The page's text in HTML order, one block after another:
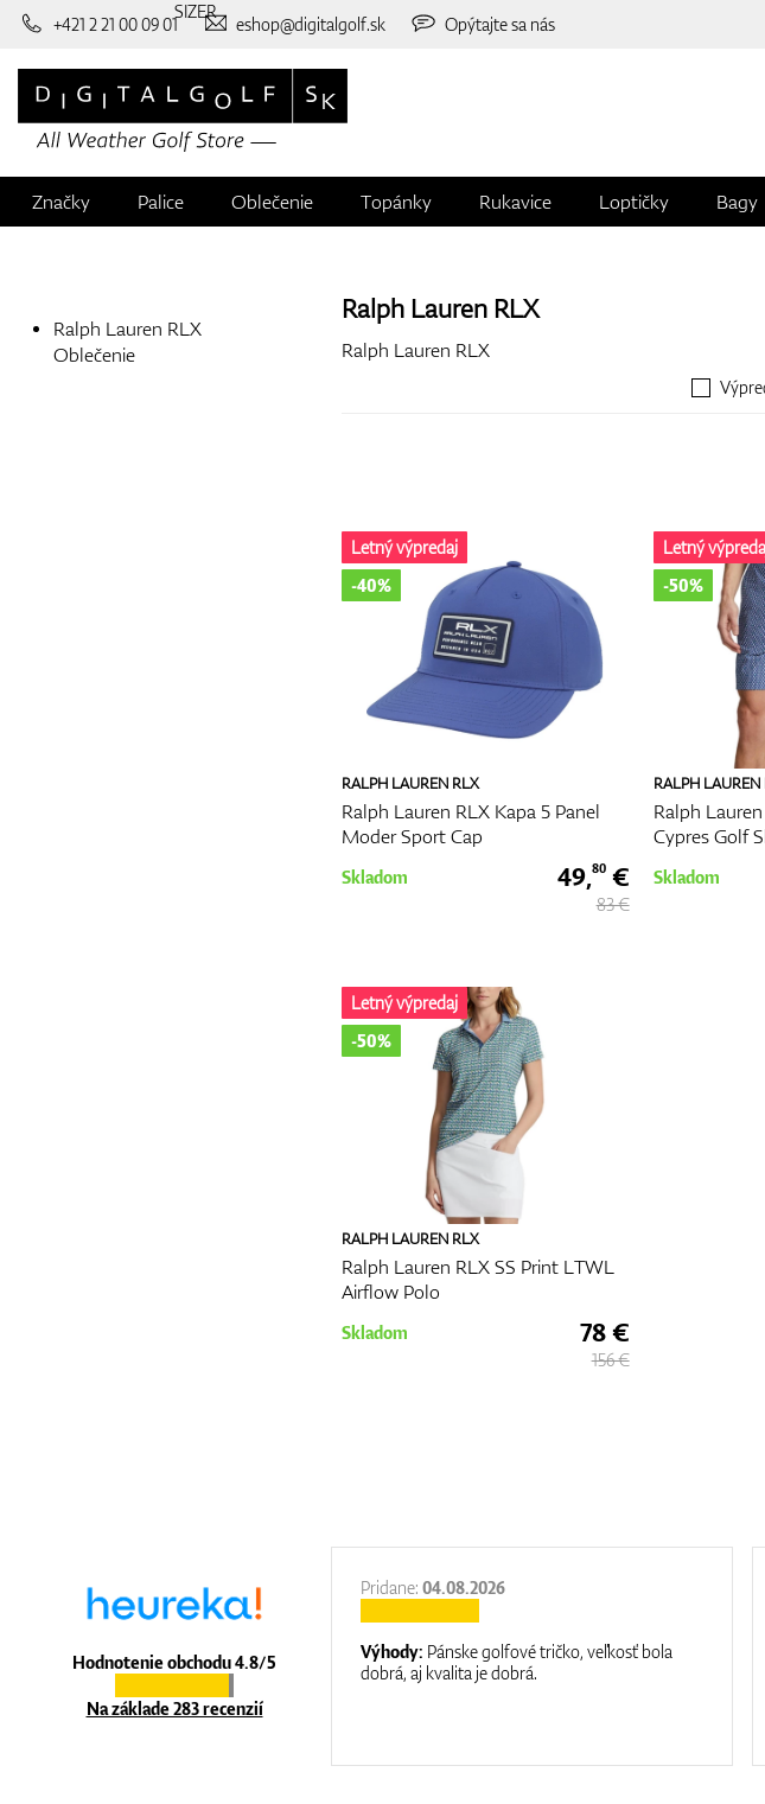
+421 2 21 00 09 01 eshop@digitalgolf.sk Opýtajte sa nás
Značky Palice Oblečenie Topánky Rukavice Loptičky Bagy
Ralph Lauren RLX
Oblečenie
Ralph Lauren RLX
Ralph Lauren RLX
RALPH LAUREN RLX
Ralph Lauren RLX Kapa 5 Panel
Moder Sport Cap
Letný výpredaj
-40%
Skladom 49,80€
83 €
RALPH LAUREN
Ralph
Cypres Golf
Letný
-50%
Skladom
RALPH LAUREN RLX
Ralph Lauren RLX SS Print LTWL
Airflow Polo
Letný výpredaj
-50%
Skladom 78 €
156 €
Hodnotenie obchodu 4.8/5
Na základe 283 recenzií
It is a great shop where they help you
Pridane:04.08.2026
Výhody: Pánske golfové tričko, veľkosť bola
dobrá, aj kvalita je dobrá.
SIZER